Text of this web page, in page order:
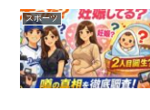
スポーツ